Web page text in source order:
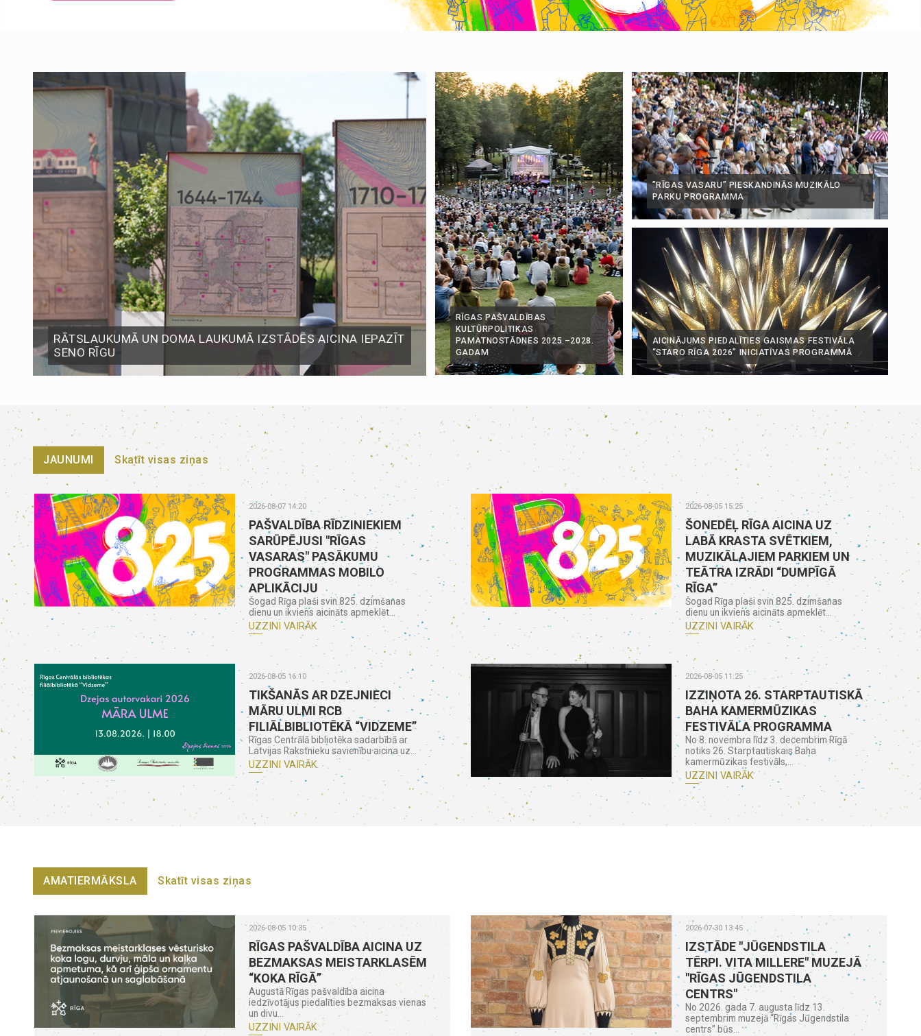
RĀTSLAUKUMĀ UN DOMA LAUKUMĀ IZSTĀDĒS AICINA IEPAZĪT
SENO RĪGU
RĪGAS PAŠVALDĪBAS
KULTŪRPOLITIKAS
PAMATNOSTĀDNES 2025.–2028.
GADAM
”RĪGAS VASARU” PIESKANDINĀS MUZIKĀLO
PARKU PROGRAMMA
AICINĀJUMS PIEDALĪTIES GAISMAS FESTIVĀLA
“STARO RĪGA 2026” INICIATĪVAS PROGRAMMĀ
JAUNUMI Skatīt visas ziņas
2026-08-07 14:20
PAŠVALDĪBA RĪDZINIEKIEM
SARŪPĒJUSI "RĪGAS
VASARAS" PASĀKUMU
PROGRAMMAS MOBILO
APLIKĀCIJU
Šogad Rīga plaši svin 825. dzimšanas
dienu un ikviens aicināts apmeklēt...
UZZINI VAIRĀK
2026-08-05 16:10
TIKŠANĀS AR DZEJNIECI
MĀRU ULMI RCB
FILIĀLBIBLIOTĒKĀ “VIDZEME”
Rīgas Centrālā bibliotēka sadarbībā ar
Latvijas Rakstnieku savienību aicina uz...
UZZINI VAIRĀK
2026-08-05 15:25
ŠONEDĒĻ RĪGA AICINA UZ
LABĀ KRASTA SVĒTKIEM,
MUZIKĀLAJIEM PARKIEM UN
TEĀTRA IZRĀDI “DUMPĪGĀ
RĪGA”
Šogad Rīga plaši svin 825. dzimšanas
dienu un ikviens aicināts apmeklēt...
UZZINI VAIRĀK
2026-08-05 11:25
IZZIŅOTA 26. STARPTAUTISKĀ
BAHA KAMERMŪZIKAS
FESTIVĀLA PROGRAMMA
No 8. novembra līdz 3. decembrim Rīgā
notiks 26. Starptautiskais Baha
kamermūzikas festivāls,...
UZZINI VAIRĀK
AMATIERMĀKSLA Skatīt visas ziņas
2026-08-05 10:35
RĪGAS PAŠVALDĪBA AICINA UZ
BEZMAKSAS MEISTARKLASĒM
“KOKA RĪGĀ”
Augustā Rīgas pašvaldība aicina
iedzīvotājus piedalīties bezmaksas vienas
un divu...
UZZINI VAIRĀK
2026-07-30 13:45
IZSTĀDE "JŪGENDSTILA
TĒRPI. VITA MILLERE" MUZEJĀ
"RĪGAS JŪGENDSTILA
CENTRS"
No 2026. gada 7. augusta līdz 13.
septembrim muzejā “Rīgas Jūgendstila
centrs” būs...